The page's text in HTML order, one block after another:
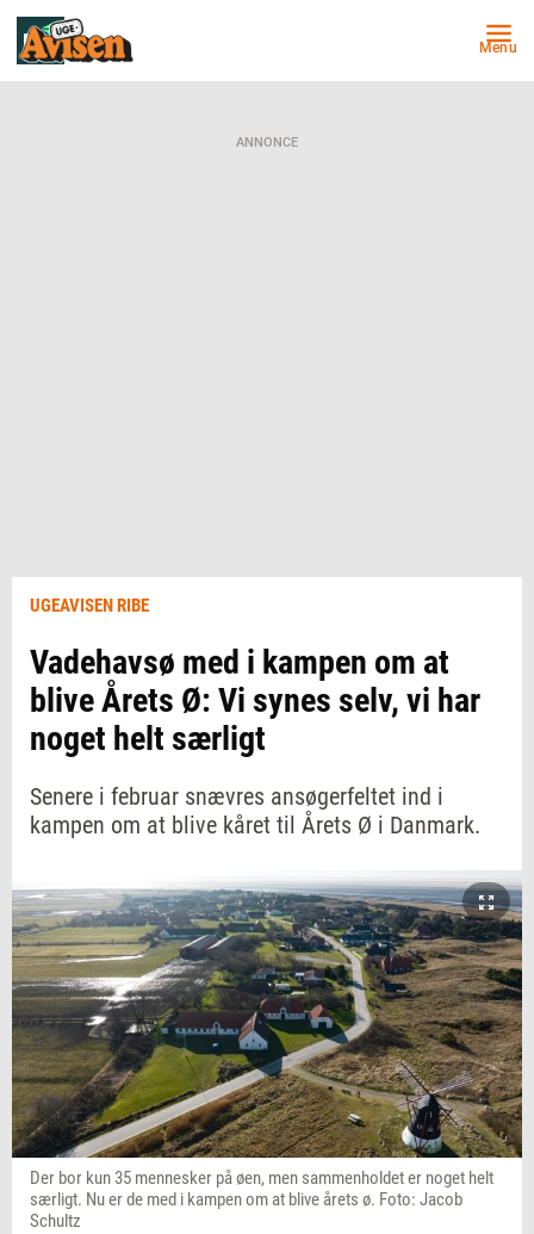
Menu
ANNONCE
UGEAVISEN RIBE
Vadehavsø med i kampen om at
blive Årets Ø: Vi synes selv, vi har
noget helt særligt
Senere i februar snævres ansøgerfeltet ind i
kampen om at blive kåret til Årets Ø i Danmark.
Der bor kun 35 mennesker på øen, men sammenholdet er noget helt
særligt. Nu er de med i kampen om at blive årets ø. Foto: Jacob
Schultz